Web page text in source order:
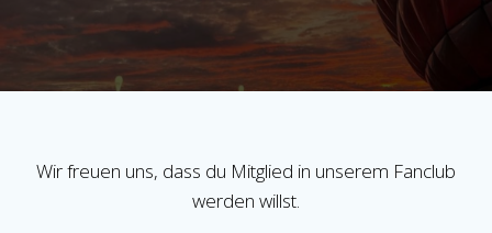
Wir freuen uns, dass du Mitglied in unserem Fanclub
werden willst.